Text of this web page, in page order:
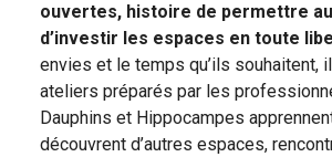
ouvertes, histoire de permettre
d’investir les espaces en toute
envies et le temps qu’ils souhaitent,
ateliers préparés par les
Dauphins et Hippocampes
découvrent d’autres espaces,